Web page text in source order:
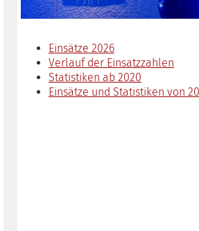
Einsätze 2026
Verlauf der Einsatzzahlen
Statistiken ab 2020
Einsätze und Statistiken von